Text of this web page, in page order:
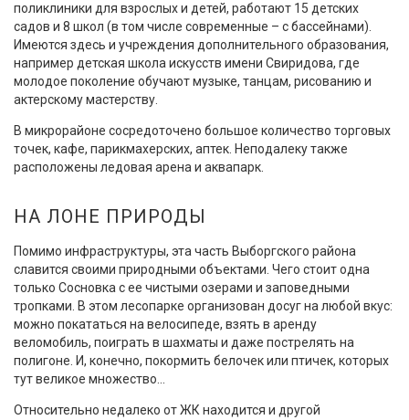
поликлиники для взрослых и детей, работают 15 детских
садов и 8 школ (в том числе современные – с бассейнами).
Имеются здесь и учреждения дополнительного образования,
например детская школа искусств имени Свиридова, где
молодое поколение обучают музыке, танцам, рисованию и
актерскому мастерству.
В микрорайоне сосредоточено большое количество торговых
точек, кафе, парикмахерских, аптек. Неподалеку также
расположены ледовая арена и аквапарк.
НА ЛОНЕ ПРИРОДЫ
Помимо инфраструктуры, эта часть Выборгского района
славится своими природными объектами. Чего стоит одна
только Сосновка с ее чистыми озерами и заповедными
тропками. В этом лесопарке организован досуг на любой вкус:
можно покататься на велосипеде, взять в аренду
веломобиль, поиграть в шахматы и даже пострелять на
полигоне. И, конечно, покормить белочек или птичек, которых
тут великое множество...
Относительно недалеко от ЖК находится и другой